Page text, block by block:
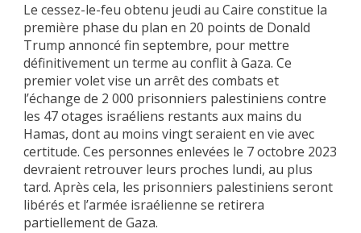
Le cessez-le-feu obtenu jeudi au Caire constitue la
première phase du plan en 20 points de Donald
Trump annoncé fin septembre, pour mettre
définitivement un terme au conflit à Gaza. Ce
premier volet vise un arrêt des combats et
l’échange de 2 000 prisonniers palestiniens contre
les 47 otages israéliens restants aux mains du
Hamas, dont au moins vingt seraient en vie avec
certitude. Ces personnes enlevées le 7 octobre 2023
devraient retrouver leurs proches lundi, au plus
tard. Après cela, les prisonniers palestiniens seront
libérés et l’armée israélienne se retirera
partiellement de Gaza.